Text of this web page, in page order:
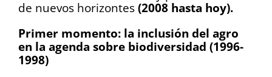
de nuevos horizontes (2008 hasta hoy).
Primer momento: la inclusión del agro
en la agenda sobre biodiversidad (1996-
1998)